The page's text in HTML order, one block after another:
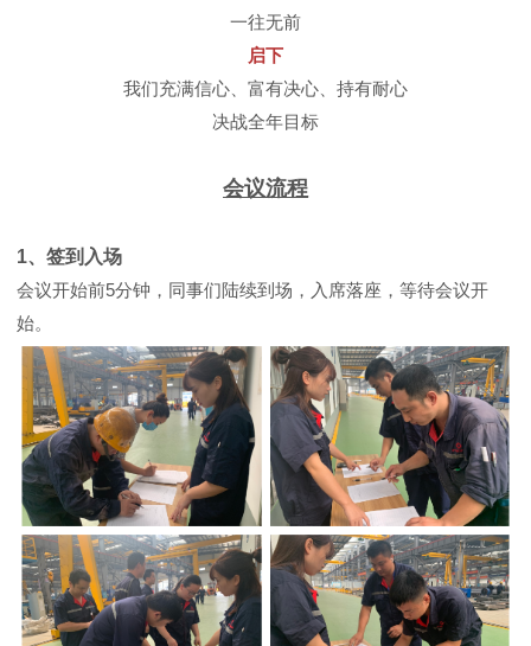
一往无前
启下
我们充满信心、富有决心、持有耐心
决战全年目标
会议流程
1、签到入场
会议开始前5分钟，同事们陆续到场，入席落座，等待会议开
始。